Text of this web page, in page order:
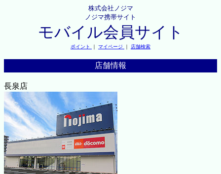
株式会社ノジマ
ノジマ携帯サイト
モバイル会員サイト
ポイント ｜ マイページ ｜ 店舗検索
店舗情報
長泉店